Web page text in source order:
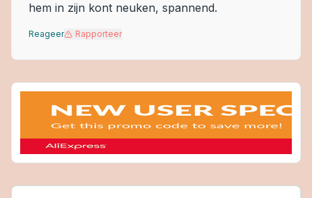
hem in zijn kont neuken, spannend.
Reageer Rapporteer